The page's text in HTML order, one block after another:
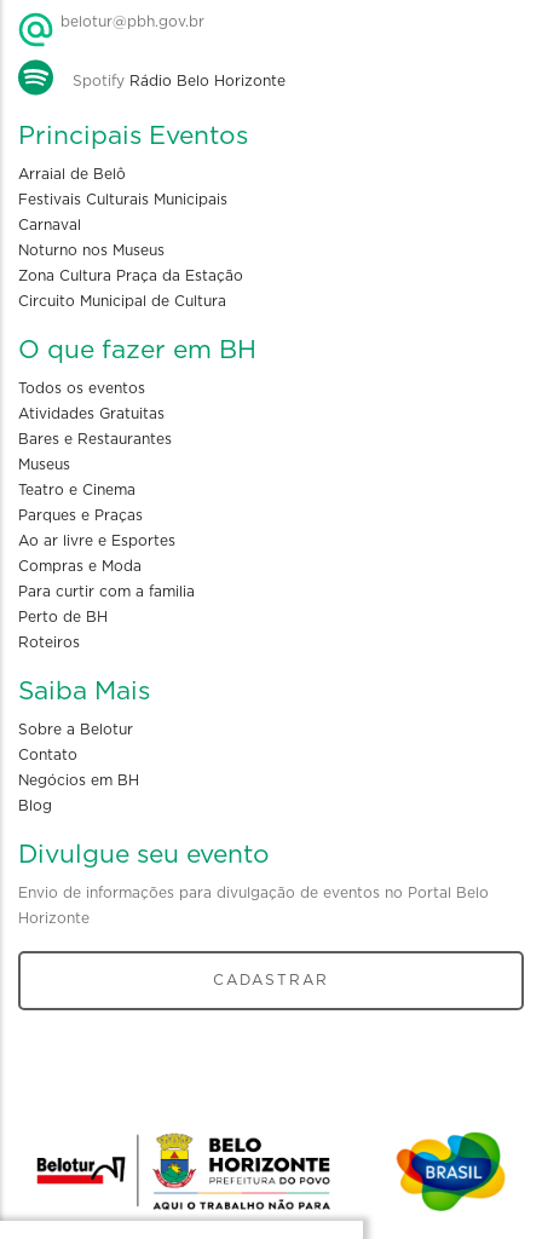
belotur@pbh.gov.br
Spotify Rádio Belo Horizonte
Principais Eventos
Arraial de Belô
Festivais Culturais Municipais
Carnaval
Noturno nos Museus
Zona Cultura Praça da Estação
Circuito Municipal de Cultura
O que fazer em BH
Todos os eventos
Atividades Gratuitas
Bares e Restaurantes
Museus
Teatro e Cinema
Parques e Praças
Ao ar livre e Esportes
Compras e Moda
Para curtir com a familia
Perto de BH
Roteiros
Saiba Mais
Sobre a Belotur
Contato
Negócios em BH
Blog
Divulgue seu evento
Envio de informações para divulgação de eventos no Portal Belo
Horizonte
CADASTRAR